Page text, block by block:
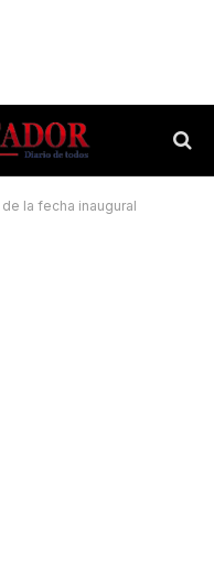
la fecha inaugural